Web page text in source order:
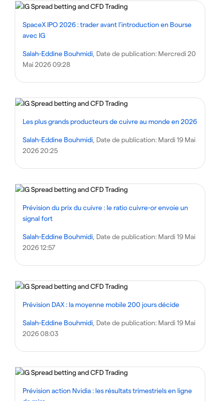
SpaceX IPO 2026 : trader avant l’introduction en Bourse
avec IG
Salah-Eddine Bouhmidi , Date de publication: Mercredi 20
Mai 2026 09:28
Les plus grands producteurs de cuivre au monde en 2026
Salah-Eddine Bouhmidi , Date de publication: Mardi 19 Mai
2026 20:25
Prévision du prix du cuivre : le ratio cuivre-or envoie un
signal fort
Salah-Eddine Bouhmidi , Date de publication: Mardi 19 Mai
2026 12:57
Prévision DAX : la moyenne mobile 200 jours décide
Salah-Eddine Bouhmidi , Date de publication: Mardi 19 Mai
2026 08:03
Prévision action Nvidia : les résultats trimestriels en ligne